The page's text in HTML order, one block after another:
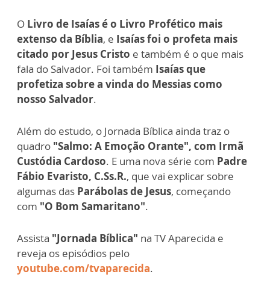
O Livro de Isaías é o Livro Profético mais
extenso da Bíblia, e Isaías foi o profeta mais
citado por Jesus Cristo e também é o que mais
fala do Salvador. Foi também Isaías que
profetiza sobre a vinda do Messias como
nosso Salvador.
Além do estudo, o Jornada Bíblica ainda traz o
quadro "Salmo: A Emoção Orante", com Irmã
Custódia Cardoso. E uma nova série com Padre
Fábio Evaristo, C.Ss.R., que vai explicar sobre
algumas das Parábolas de Jesus, começando
com "O Bom Samaritano".
Assista "Jornada Bíblica" na TV Aparecida e
reveja os episódios pelo
youtube.com/tvaparecida.